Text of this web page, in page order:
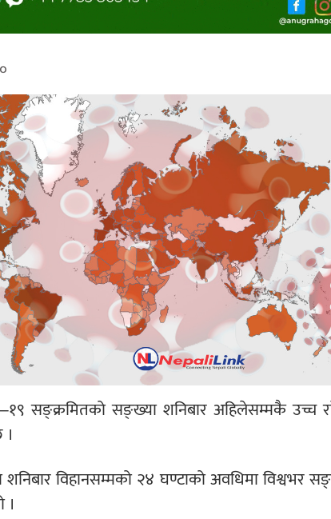
सङ्क्रमितको सङ्ख्या शनिबार अहिलेसम्मकै उच्च
विहानसम्मको २४ घण्टाको अवधिमा विश्वभर